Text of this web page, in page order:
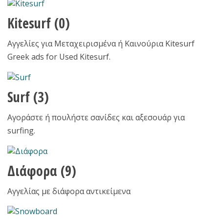
Kitesurf (0)
Αγγελίες για Μεταχειρισμένα ή Καινούρια Kitesurf
Greek ads for Used Kitesurf.
Surf (3)
Αγοράστε ή πουλήστε σανίδες και αξεσουάρ για
surfing.
Διάφορα (9)
Αγγελίας με διάφορα αντικείμενα